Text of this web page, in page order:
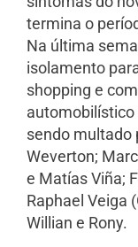
termina o
Na última
isolamento
shopping e
automobilístico
sendo multado
Weverton;
e Matías Viña;
Raphael Veiga
Willian e Rony.